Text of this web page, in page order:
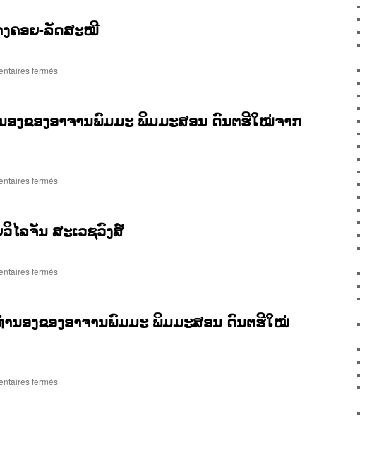
ງຄອຍ-ລັດສະໝີ
ferméssur
ນາງ
ອງຂອງອາຈານພົມມະ ພິມມະສອນ ດົນຕຮີໃໝ່ຈາກ
ferméssur
ຮ້ອງ
ພິມ
ມະ
ໃໝ່
ໄລຈັນ ສະເວຊວົງສ໌
ferméssur
ຮ້ອງ
ໂດຍ
ສະ
ຳນອງຂອງອາຈານພົມມະ ພິມມະສອນ ດົນຕຮີໃໝ່
ferméssur